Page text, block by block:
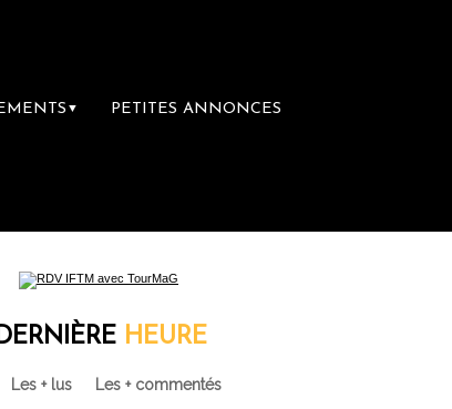
▼ PETITES ANNONCES
du voyage
HEURE
Les + lus Les + commentés